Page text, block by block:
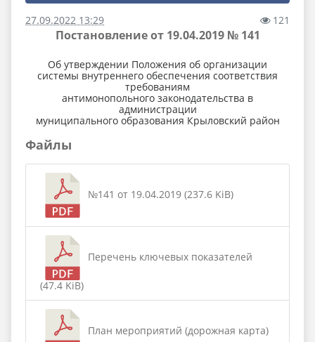
27.09.2022 13:29 121
Постановление от 19.04.2019 № 141
Об утверждении Положения об организации
системы внутреннего обеспечения соответствия
требованиям
антимонопольного законодательства в
администрации
муниципального образования Крыловский район
Файлы
№141 от 19.04.2019 (237.6 KiB)
Перечень ключевых показателей
(47.4 KiB)
План мероприятий (дорожная карта)